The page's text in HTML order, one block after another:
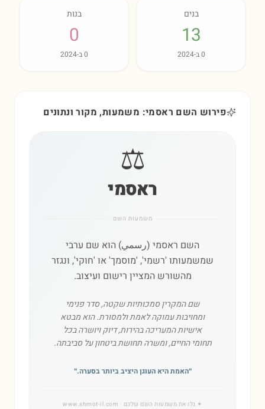
בנים
13
0ב-2024
בנות
0
0ב-2024
פירוש השם ראסמי: משמעות, מקור ונתונים
⚖️
ראסמי
משמעות השם
השם ראסמי (رسمي) הוא שם ערבי
שמשמעותו 'רשמי', 'מוסמך' או 'חוקי', ונגזר
מהשורש המציין רישום ועיצוב.
שם המקרין סמכותיות שקטה, סדר פנימי
ומחויבות עמוקה לאמת ולמסורת. הוא מבטא
אישיות המעריכה בהירות, דיוק ויושרה בכל
תחומי החיים, ומשרה תחושת ביטחון על סביבתה.
״האמת היא העוגן היציב ביותר בסערה.״
✦ גלו את משמעות השם שלכם · www.shmot-il.com